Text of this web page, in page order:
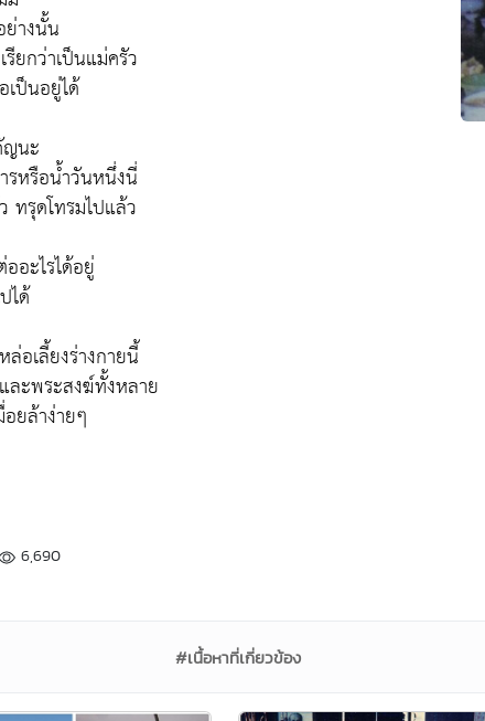
างนั้น
ยกว่าเป็นแม่ครัว
ป็นอยู่ได้
ญนะ
รหรือน้ำวันหนึ่งนี่
ทรุดโทรมไปแล้ว
อะไรได้อยู่
ได้
อเลี้ยงร่างกายนี้
ละพระสงฆ์ทั้งหลาย
ยล้าง่ายๆ
6,690
#เนื้อหาที่เกี่ยวข้อง